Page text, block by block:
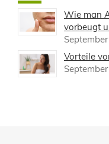
Wie man
vorbeugt
Vorteile